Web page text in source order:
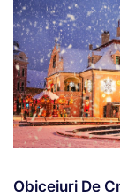
Obiceiuri De